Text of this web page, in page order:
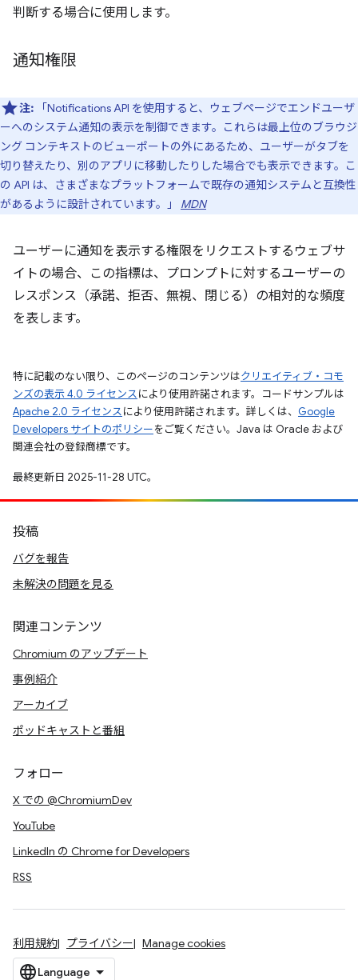
判断する場合に使用します。
通知権限
注: 「Notifications API を使用すると、ウェブページでエンドユーザ
ーへのシステム通知の表示を制御できます。これらは最上位のブラウジ
ング コンテキストのビューポートの外にあるため、ユーザーがタブを
切り替えたり、別のアプリに移動したりした場合でも表示できます。こ
の API は、さまざまなプラットフォームで既存の通知システムと互換性
があるように設計されています。」 MDN
ユーザーに通知を表示する権限をリクエストするウェブサ
イトの場合、この指標は、プロンプトに対するユーザーの
レスポンス（承諾、拒否、無視、閉じる）の相対的な頻度
を表します。
特に記載のない限り、このページのコンテンツはクリエイティブ・コモ
ンズの表示 4.0 ライセンスにより使用許諾されます。コードサンプルは
Apache 2.0 ライセンスにより使用許諾されます。詳しくは、 Google
Developers サイトのポリシーをご覧ください。Java は Oracle および
関連会社の登録商標です。
最終更新日 2025-11-28 UTC。
投稿
バグを報告
未解決の問題を見る
関連コンテンツ
Chromium のアップデート
事例紹介
アーカイブ
ポッドキャストと番組
フォロー
X での @ChromiumDev
YouTube
LinkedIn の Chrome for Developers
RSS
利用規約 プライバシー Manage cookies